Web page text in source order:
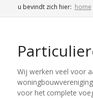
u bevindt zich hier: home
Wij werken veel voor
voor het complete